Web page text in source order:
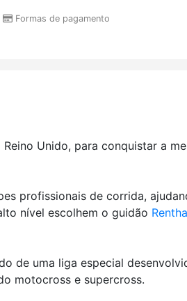
Formas de pagamento
Unido, para conquistar a
profissionais de corrida,
nível escolhem o guidão
de uma liga especial
motocross e supercross.